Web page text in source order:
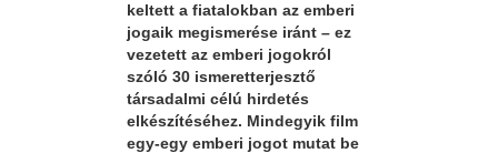
keltett a fiatalokban az emberi
jogaik megismerése iránt – ez
vezetett az emberi jogokról
szóló 30 ismeretterjesztő
társadalmi célú hirdetés
elkészítéséhez. Mindegyik film
egy-egy emberi jogot mutat be